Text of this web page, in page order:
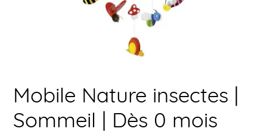
Mobile Nature insectes |
Sommeil | Dès 0 mois